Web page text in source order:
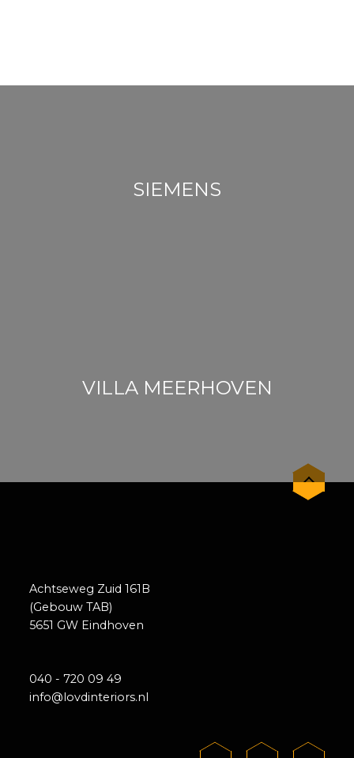
SIEMENS
VILLA MEERHOVEN
Achtseweg Zuid 161B
(Gebouw TAB)
5651 GW Eindhoven
040 - 720 09 49
info@lovdinteriors.nl